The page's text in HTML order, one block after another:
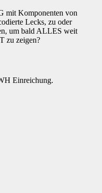
mit Komponenten von
Lecks, zu oder
um bald ALLES weit
zu zeigen?
Einreichung.